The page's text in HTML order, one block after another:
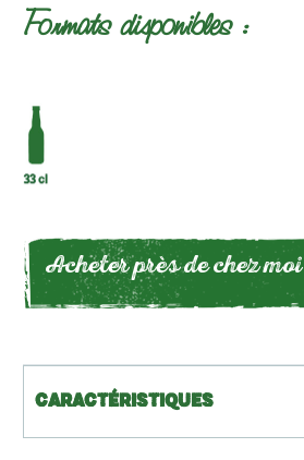
Formats disponibles :
Acheter près de chez moi
CARACTÉRISTIQUES